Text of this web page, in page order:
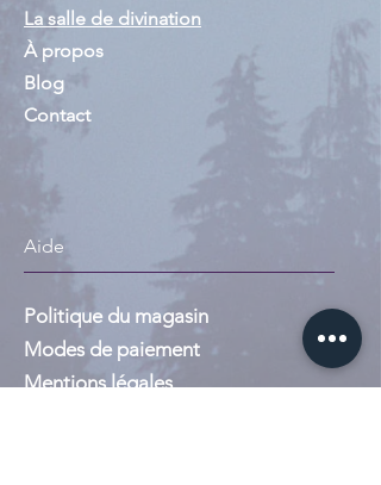
La salle de divination
À propos
Blog
Contact
Aide
Politique du magasin
Modes de paiement
Mentions légales